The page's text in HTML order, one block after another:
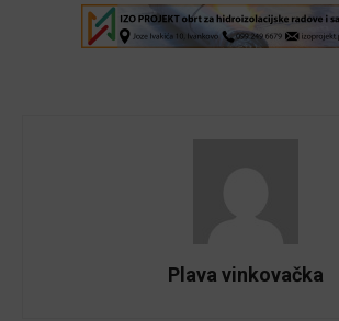
Plava vinkovačka